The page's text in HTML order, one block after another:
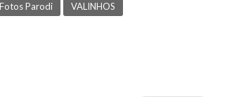
Fotos Parodi VALINHOS